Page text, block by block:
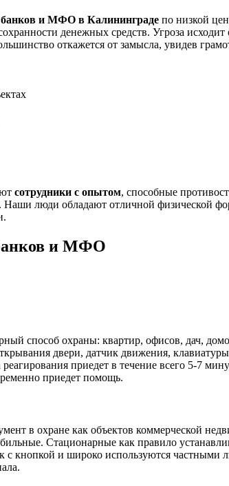
банков и МФО в Калининграде по низкой
денежных средств. Угроза
откажется от замысла, увидев
сотрудники с опытом, способные
люди обладают отличной физической
и МФО
способ охраны: квартир, офисов, дач,
двери, датчик движения,
приедет в течение всего 5-7
приедет помощь.
в охране как объектов коммерческой
Стационарные как правило
с кнопкой и широко используются частными